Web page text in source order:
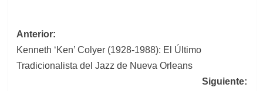
Navegación
de
Anterior:
Kenneth ‘Ken’ Colyer (1928-1988): El Último
Tradicionalista del Jazz de Nueva Orleans
Siguiente: